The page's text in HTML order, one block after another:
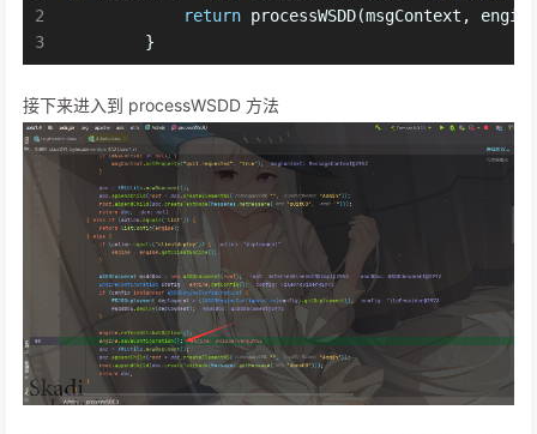
2
3
return processWSDD(msgContext,
        }
接下来进入到 processWSDD 方法